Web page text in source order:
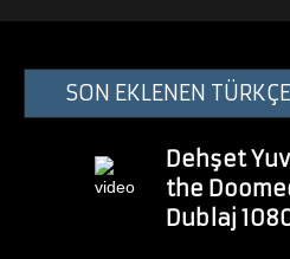
SON EKLENEN
Dehşet
the
Dublaj